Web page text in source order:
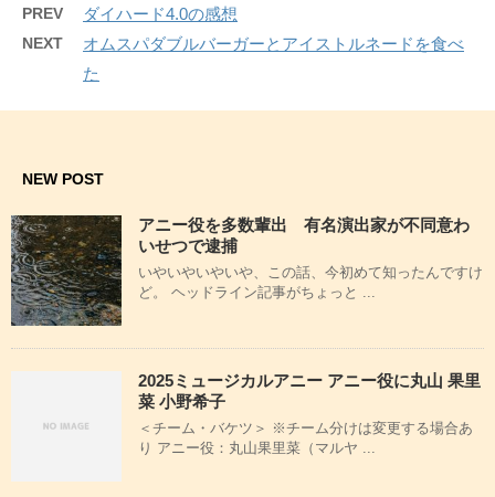
PREV ダイハード4.0の感想
NEXT
オムスパダブルバーガーとアイストルネードを食べ
た
NEW POST
アニー役を多数輩出 有名演出家が不同意わ
いせつで逮捕
いやいやいやいや、この話、今初めて知ったんですけ
ど。 ヘッドライン記事がちょっと ...
2025ミュージカルアニー アニー役に丸山 果里
菜 小野希子
＜チーム・バケツ＞ ※チーム分けは変更する場合あ
り アニー役：丸山果里菜（マルヤ ...